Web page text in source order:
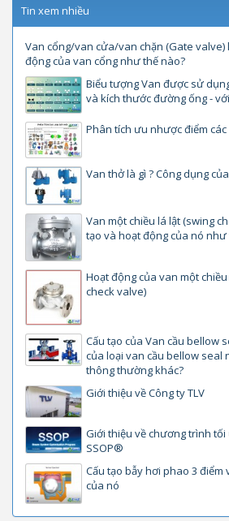
Tin xem nhiều
Van cổng/van cửa/van chặn (Gate valve)
động của van cổng như thế nào?
Biểu tượng Van được sử
và kích thước đường ống -
Phân tích ưu nhược điểm
Van thở là gì ? Công dụng
Van một chiều lá lật (swing
tạo và hoạt động của nó như
Hoạt động của van một
check valve)
Cấu tạo của Van cầu bellow
của loại van cầu bellow seal
thông thường khác?
Giới thiệu về Công ty TLV
Giới thiệu về chương trình
SSOP®
Cấu tạo bẫy hơi phao 3
của nó